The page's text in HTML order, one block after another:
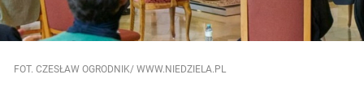
FOT. CZESŁAW OGRODNIK/ WWW.NIEDZIELA.PL